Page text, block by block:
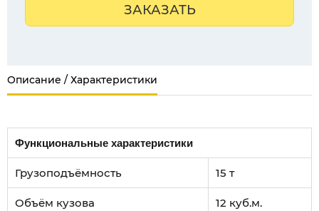
ЗАКАЗАТЬ
Описание / Характеристики
Функциональные характеристики
Грузоподъёмность 15 т
Объём кузова 12 куб.м.